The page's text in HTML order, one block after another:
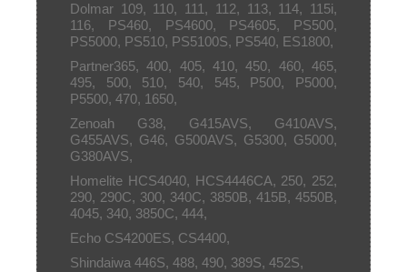
Dolmar 109, 110, 111, 112, 113, 114, 115i,
116, PS460, PS4600, PS4605, PS500,
PS5000, PS510, PS5100S, PS540, ES1800,
Partner365, 400, 405, 410, 450, 460, 465,
495, 500, 510, 540, 545, P500, P5000,
P5500, 470, 1650,
Zenoah
G38, G415AVS, G410AVS,
G455AVS, G46, G500AVS, G5300, G5000,
G380AVS,
Homelite HCS4040, HCS4446CA, 250, 252,
290, 290C, 300, 340C, 3850B, 415B, 4550B,
4045, 340, 3850C, 444,
Echo CS4200ES, CS4400,
Shindaiwa 446S, 488, 490, 389S, 452S,